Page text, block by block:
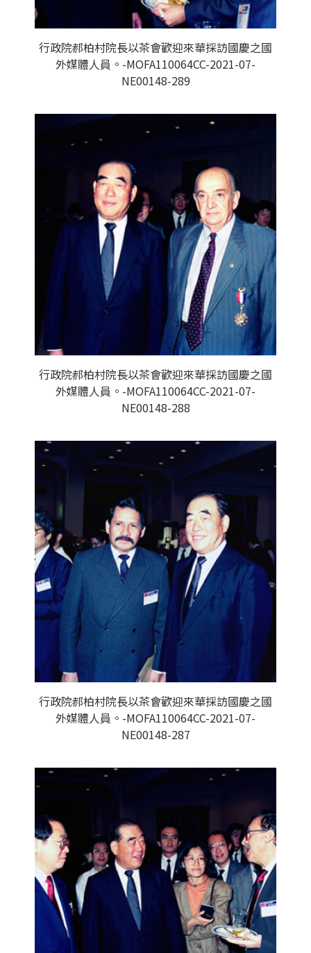
行政院郝柏村院長以茶會歡迎來華採訪國慶之國
外媒體人員。-MOFA110064CC-2021-07-
NE00148-289
行政院郝柏村院長以茶會歡迎來華採訪國慶之國
外媒體人員。-MOFA110064CC-2021-07-
NE00148-288
行政院郝柏村院長以茶會歡迎來華採訪國慶之國
外媒體人員。-MOFA110064CC-2021-07-
NE00148-287